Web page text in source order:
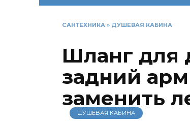
САНТЕХНИКА » ДУШЕВАЯ КАБИНА
Шланг для
задний
заменить
ДУШЕВАЯ КАБИНА